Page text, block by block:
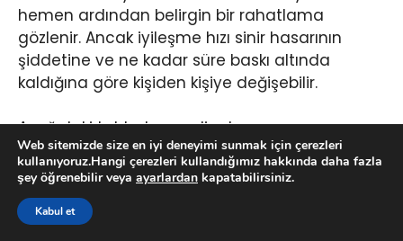
hemen ardından belirgin bir rahatlama
gözlenir. Ancak iyileşme hızı sinir hasarının
şiddetine ve ne kadar süre baskı altında
kaldığına göre kişiden kişiye değişebilir.
Aşağıdaki tabloda ameliyat sonrası
dönemlerde yapabileceğiniz aktiviteler, dikkat
etmeniz gerekenler ve iyileşme hedefleri yer
almaktadır.
Web sitemizde size en iyi deneyimi sunmak için çerezleri
kullanıyoruz.Hangi çerezleri kullandığımız hakkında daha fazla
şey öğrenebilir veya ayarlardan kapatabilirsiniz.
Kabul et